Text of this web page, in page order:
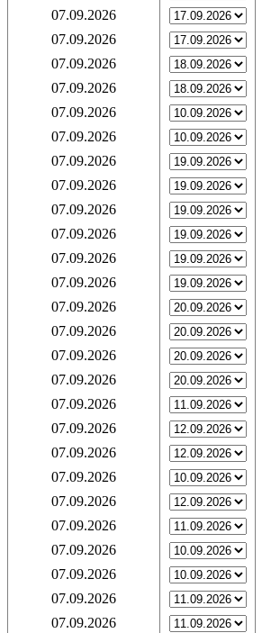
07.09.2026
07.09.2026
07.09.2026
07.09.2026
07.09.2026
07.09.2026
07.09.2026
07.09.2026
07.09.2026
07.09.2026
07.09.2026
07.09.2026
07.09.2026
07.09.2026
07.09.2026
07.09.2026
07.09.2026
07.09.2026
07.09.2026
07.09.2026
07.09.2026
07.09.2026
07.09.2026
07.09.2026
07.09.2026
07.09.2026